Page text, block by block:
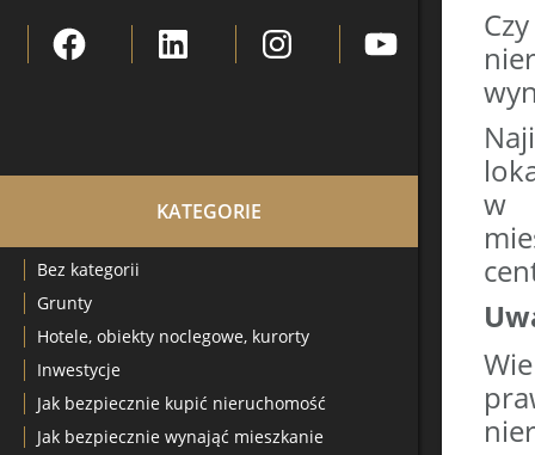
w
Facebook LinkedIn Instagram YouTube
KATEGORIE
Bez kategorii
Grunty
Hotele, obiekty noclegowe, kurorty
Inwestycje
Jak bezpiecznie kupić nieruchomość
Jak bezpiecznie wynająć mieszkanie